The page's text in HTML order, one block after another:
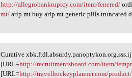
http://allegrobankruptcy.com/item/fenered/
mt/ arip mt buy arip mt generic pills truncated
Curative xbk.ftdl.absurdy
Curative
[URL=http://recruitmentsboard.com/item/
[URL=http://travelhockeyplanner.com/